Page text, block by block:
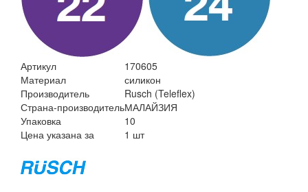
Артикул
170605
Материал
силикон
Производитель
Rusch (Teleflex)
Страна-производительМАЛАЙЗИЯ
Упаковка
10
Цена указана за
1 шт